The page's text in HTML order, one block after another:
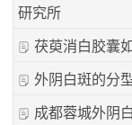
研究所
茯萸消白胶囊
外阴白斑的分
成都蓉城外阴